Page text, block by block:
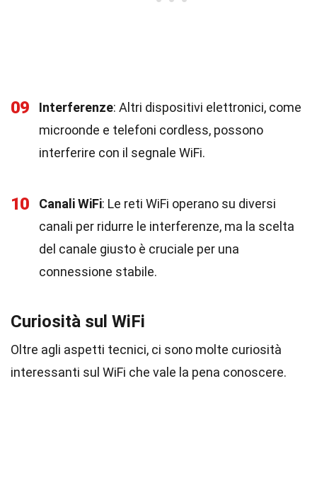
09 Interferenze: Altri dispositivi elettronici, come
microonde e telefoni cordless, possono
interferire con il segnale WiFi.
10 Canali WiFi: Le reti WiFi operano su diversi
canali per ridurre le interferenze, ma la scelta
del canale giusto è cruciale per una
connessione stabile.
Curiosità sul WiFi
Oltre agli aspetti tecnici, ci sono molte curiosità
interessanti sul WiFi che vale la pena conoscere.